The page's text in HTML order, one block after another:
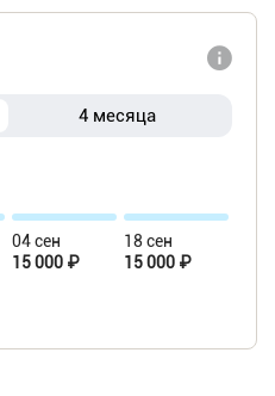
4 месяца
04 сен
15 000 ₽
18 сен
15 000 ₽